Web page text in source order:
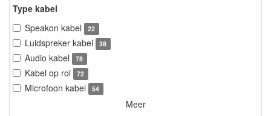
Type kabel
Speakon kabel
22
Luidspreker kabel 38
Audio kabel 78
Kabel op rol 72
Microfoon kabel 54
Meer